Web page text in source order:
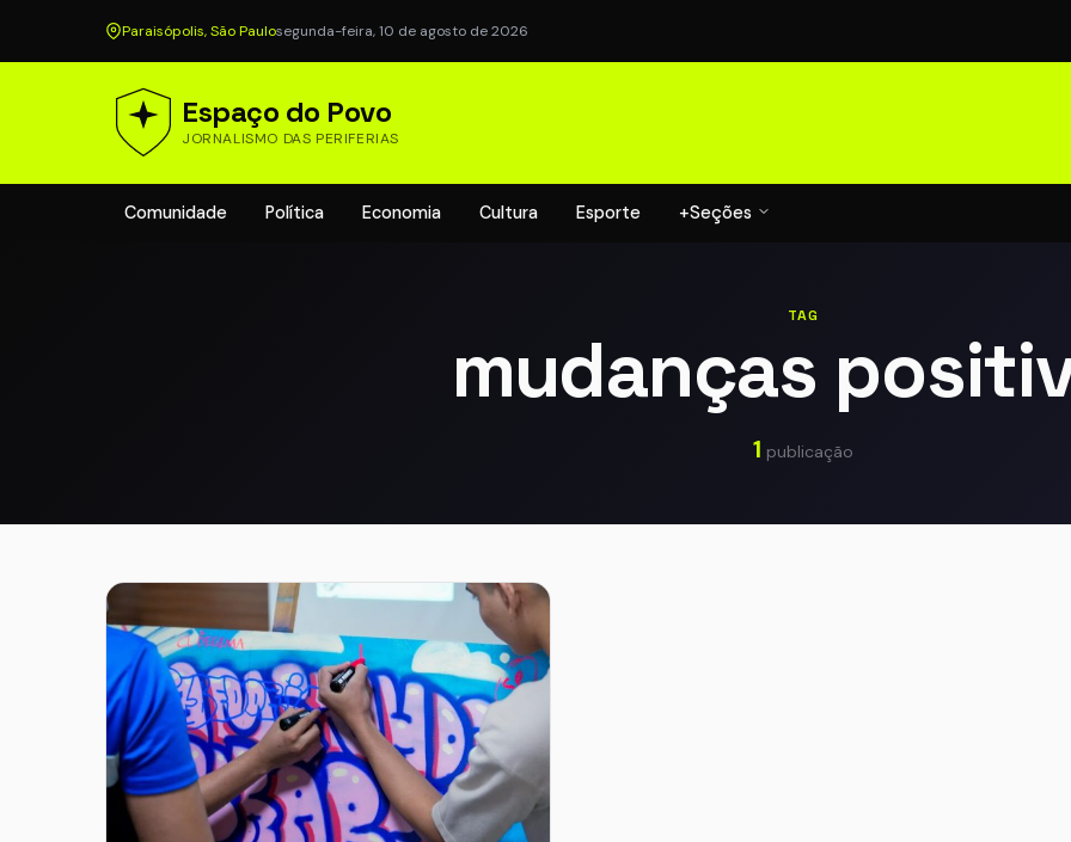
Paraisópolis, São Paulosegunda-feira, 10 de agosto de 2026
Espaço do Povo
JORNALISMO DAS PERIFERIAS
Comunidade Política Economia Cultura Esporte +Seções
TAG
mudanças
1 publicação